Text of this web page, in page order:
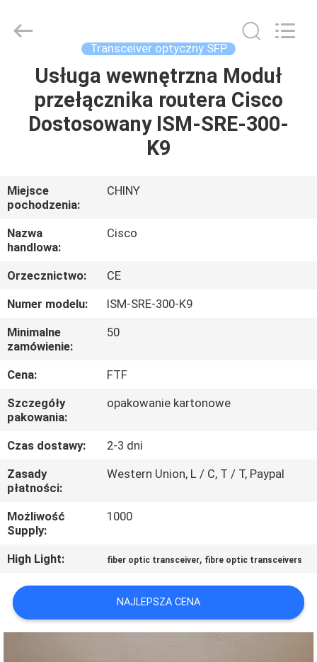
DOMU
FILMY
O
NAS
WYCIECZKA
PO
FABRYCE
KONTROLA
JAKOŚCI
SKONTAKTUJ
SIĘ
Z
NAMI
NOWOŚCI
SPRAWY
Transceiver optyczny SFP
Usługa wewnętrzna Moduł
przełącznika routera Cisco
Dostosowany ISM-SRE-300-
K9
Miejsce
pochodzenia:
CHINY
Nazwa
handlowa:
Cisco
Orzecznictwo:
CE
Numer modelu:
ISM-SRE-300-K9
Minimalne
zamówienie:
50
Cena:
FTF
Szczegóły
pakowania:
opakowanie kartonowe
Czas dostawy:
2-3 dni
Zasady
płatności:
Western Union, L / C, T / T, Paypal
Możliwość
Supply:
1000
High Light: fiber optic transceiver, fibre optic transceivers
NAJLEPSZA CENA